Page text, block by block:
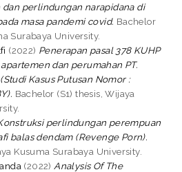
perlindungan narapidana di
masa pandemi covid. Bachelor
Surabaya University.
(2022) Penerapan pasal 378 KUHP
dan perumahan PT.
Kasus Putusan Nomor :
Bachelor (S1) thesis, Wijaya
perlindungan perempuan
balas dendam (Revenge Porn).
Kusuma Surabaya University.
(2022) Analysis Of The